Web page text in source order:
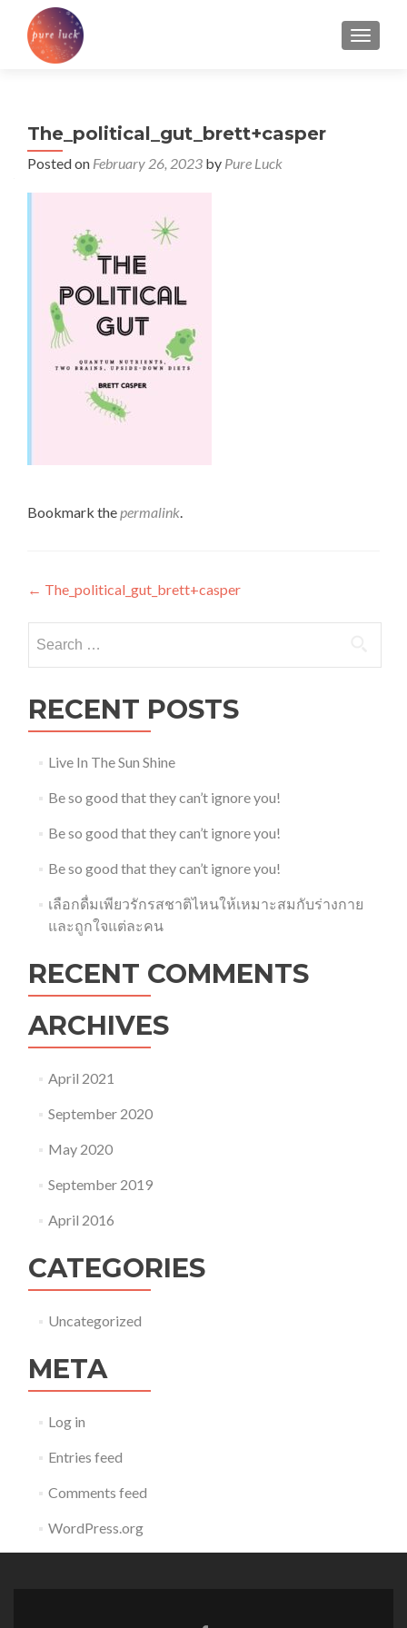
The_political_gut_brett+casper
Posted on February 26, 2023 by Pure Luck
Bookmark thepermalink.
Post
navigation
← The_political_gut_brett+casper
for:
RECENT POSTS
Live In The Sun Shine
Be so good that they can’t ignore you!
Be so good that they can’t ignore you!
Be so good that they can’t ignore you!
เลือกดื่มเพียวรักรสชาติไหนให้เหมาะสมกับร่างกาย
และถูกใจแต่ละคน
RECENT COMMENTS
ARCHIVES
April 2021
September 2020
May 2020
September 2019
April 2016
CATEGORIES
Uncategorized
META
Log in
Entries feed
Comments feed
WordPress.org